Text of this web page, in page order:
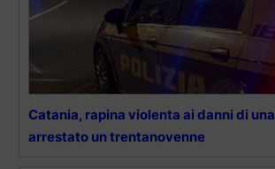
Catania, rapina violenta ai danni di
arrestato un trentanovenne